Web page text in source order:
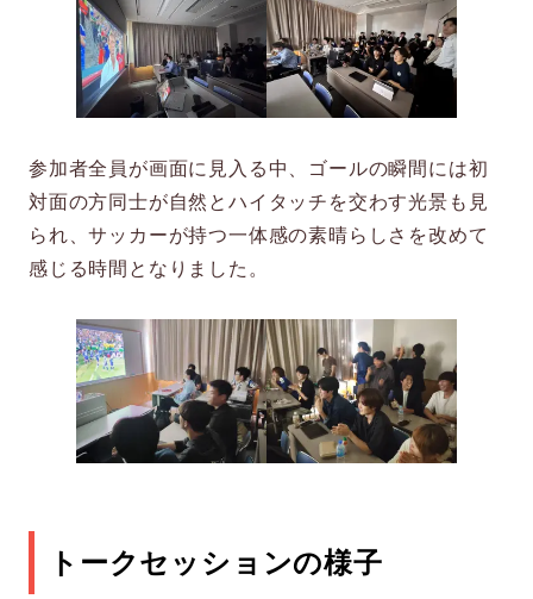
参加者全員が画面に見入る中、ゴールの瞬間には初
対面の方同士が自然とハイタッチを交わす光景も見
られ、サッカーが持つ一体感の素晴らしさを改めて
感じる時間となりました。
トークセッションの様子